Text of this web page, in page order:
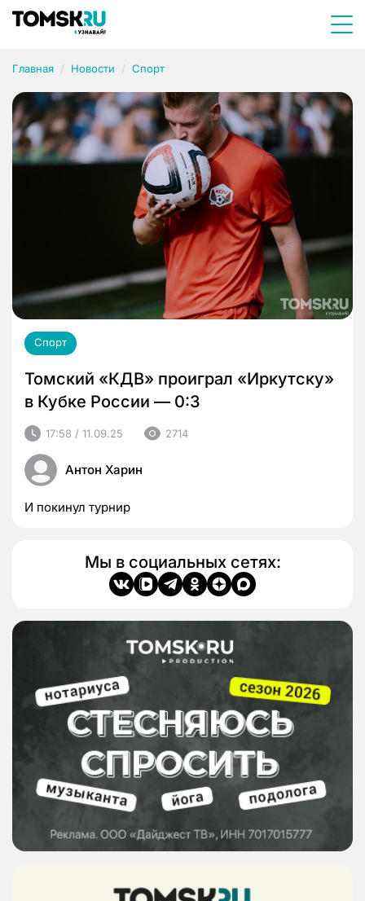
Главная Новости Спорт
Спорт
Томский «КДВ» проиграл «Иркутску»
в Кубке России — 0:3
17:58 / 11.09.25 2714
Антон Харин
И покинул турнир
Мы в социальных сетях: